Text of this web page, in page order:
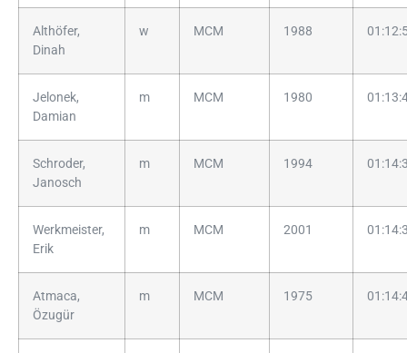
Althöfer,
Dinah
w MCM 1988
Jelonek,
Damian
m MCM 1980
Schroder,
Janosch
m MCM 1994
Werkmeister,
Erik
m MCM 2001
Atmaca,
Özugür
m MCM 1975